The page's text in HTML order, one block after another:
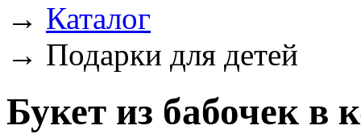
→ Каталог
→ Подарки для детей
Букет из бабочек в